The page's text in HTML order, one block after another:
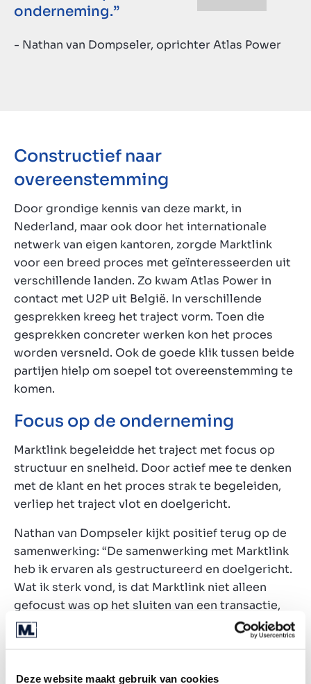
Deze website maakt gebruik van cookies
onderneming.”
- Nathan van Dompseler, oprichter Atlas Power
Constructief naar
overeenstemming
Door grondige kennis van deze markt, in
Nederland, maar ook door het internationale
netwerk van eigen kantoren, zorgde Marktlink
voor een breed proces met geïnteresseerden uit
verschillende landen. Zo kwam Atlas Power in
contact met U2P uit België. In verschillende
gesprekken kreeg het traject vorm. Toen die
gesprekken concreter werken kon het proces
worden versneld. Ook de goede klik tussen beide
partijen hielp om soepel tot overeenstemming te
komen.
Focus op de onderneming
Marktlink begeleidde het traject met focus op
structuur en snelheid. Door actief mee te denken
met de klant en het proces strak te begeleiden,
verliep het traject vlot en doelgericht.
Nathan van Dompseler kijkt positief terug op de
samenwerking: “De samenwerking met Marktlink
heb ik ervaren als gestructureerd en doelgericht.
Wat ik sterk vond, is dat Marktlink niet alleen
gefocust was op het sluiten van een transactie,
maar ook op het vinden van een partij die echt
past bij de fase en ambities van Atlas Power. Ze
onderneming.”